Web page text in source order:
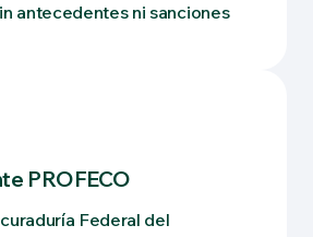
antecedentes ni sanciones
PROFECO
Federal del